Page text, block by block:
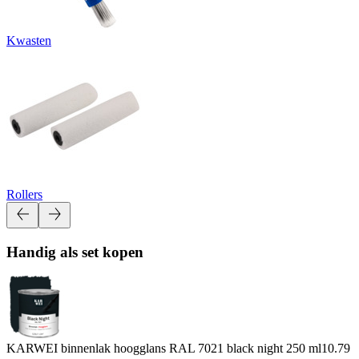
Kwasten
Rollers
Handig als set kopen
KARWEI binnenlak hoogglans RAL 7021 black night 250 ml10.79